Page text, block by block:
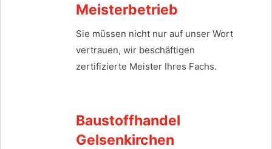
Meisterbetrieb
Sie müssen nicht nur auf unser Wort
vertrauen, wir beschäftigen
zertifizierte Meister Ihres Fachs.
Baustoffhandel
Gelsenkirchen